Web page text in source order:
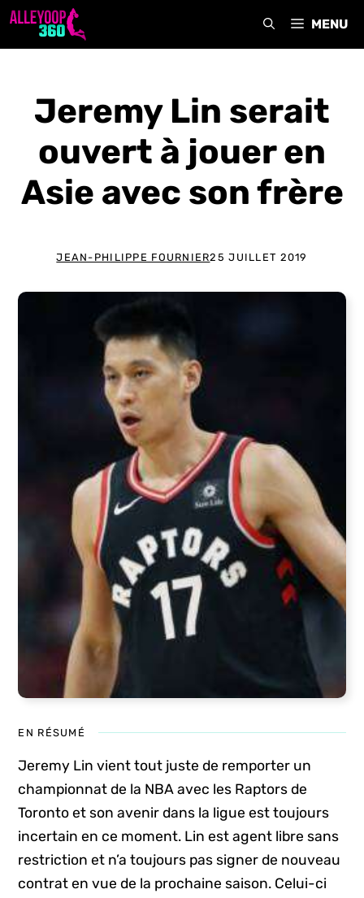
Aller
MENU
Jeremy Lin serait
ouvert à jouer en
Asie avec son frère
JEAN-PHILIPPE FOURNIER25 JUILLET 2019
EN RÉSUMÉ
Jeremy Lin vient tout juste de remporter un
championnat de la NBA avec les Raptors de
Toronto et son avenir dans la ligue est toujours
incertain en ce moment. Lin est agent libre sans
restriction et n’a toujours pas signer de nouveau
contrat en vue de la prochaine saison. Celui-ci